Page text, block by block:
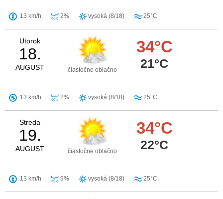
13 km/h 2% vysoká (8/18) 25°C
Utorok
18.
AUGUST čiastočne oblačno
34°C
21°C
13 km/h 2% vysoká (8/18) 25°C
Streda
19.
AUGUST čiastočne oblačno
34°C
22°C
13 km/h 9% vysoká (8/18) 25°C